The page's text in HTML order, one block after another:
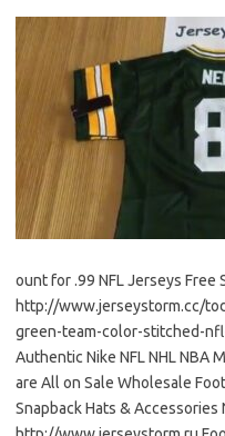
ount for .99 NFL Jerseys Free
http://www.jerseystorm.cc/
green-team-color-stitched-
Authentic Nike NFL NHL NBA
are All on Sale Wholesale
Snapback Hats & Accessories